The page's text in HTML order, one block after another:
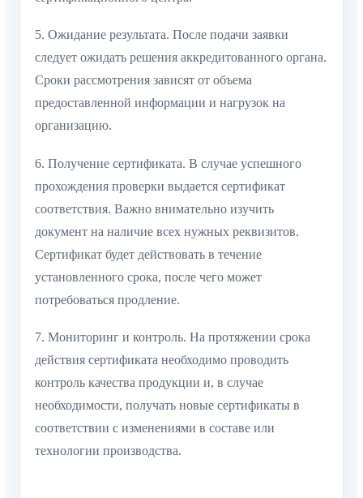
5. Ожидание результата. После подачи заявки
следует ожидать решения аккредитованного органа.
Сроки рассмотрения зависят от объема
предоставленной информации и нагрузок на
организацию.
6. Получение сертификата. В случае успешного
прохождения проверки выдается сертификат
соответствия. Важно внимательно изучить
документ на наличие всех нужных реквизитов.
Сертификат будет действовать в течение
установленного срока, после чего может
потребоваться продление.
7. Мониторинг и контроль. На протяжении срока
действия сертификата необходимо проводить
контроль качества продукции и, в случае
необходимости, получать новые сертификаты в
соответствии с изменениями в составе или
технологии производства.